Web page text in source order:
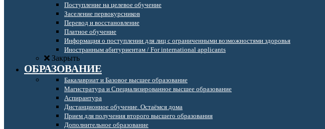
Поступление на целевое обучение
Заселение первокурсников
Перевод и восстановление
Платное обучение
Информация о поступлении для лиц с ограниченными возможностями здоровья
Иностранным абитуриентам / For international applicants
Закрыть
ОБРАЗОВАНИЕ
Бакалавриат и Базовое высшее образование
Магистратура и Специализированное высшее образование
Аспирантура
Дистанционное обучение. Остаёмся дома
Прием для получения второго высшего образования
Дополнительное образование